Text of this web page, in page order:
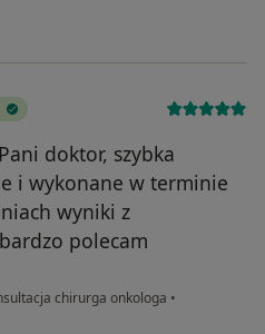
doktor, szybka
i wykonane w terminie
wyniki z
polecam
chirurga onkologa •